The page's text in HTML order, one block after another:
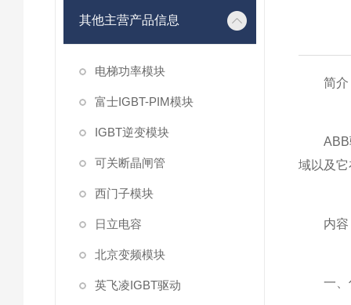
其他主营产品信息
电梯功率模块
富士IGBT-PIM模块
IGBT逆变模块
可关断晶闸管
西门子模块
日立电容
北京变频模块
英飞凌IGBT驱动
简介
ABB驱
域以及
内容
一、